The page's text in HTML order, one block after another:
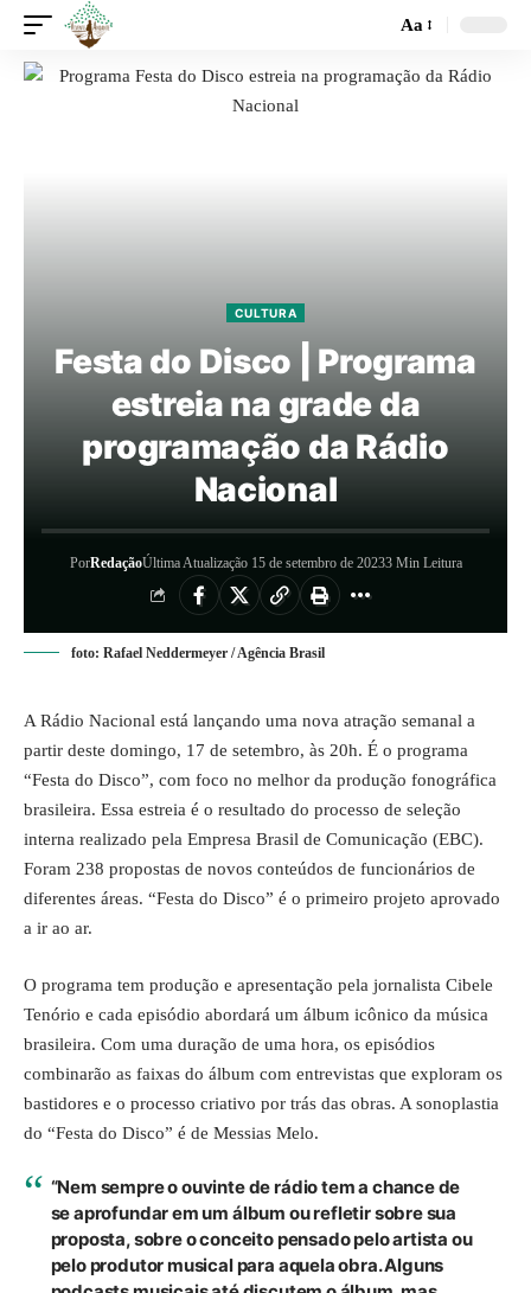
Aa
CULTURA
Festa do Disco | Programa
estreia na grade da
programação da Rádio
Nacional
PorRedaçãoÚltima Atualização 15 de setembro de 20233 Min Leitura
foto: Rafael Neddermeyer / Agência Brasil
A Rádio Nacional está lançando uma nova atração semanal a
partir deste domingo, 17 de setembro, às 20h. É o programa
“Festa do Disco”, com foco no melhor da produção fonográfica
brasileira. Essa estreia é o resultado do processo de seleção
interna realizado pela Empresa Brasil de Comunicação (EBC).
Foram 238 propostas de novos conteúdos de funcionários de
diferentes áreas. “Festa do Disco” é o primeiro projeto aprovado
a ir ao ar.
O programa tem produção e apresentação pela jornalista Cibele
Tenório e cada episódio abordará um álbum icônico da música
brasileira. Com uma duração de uma hora, os episódios
combinarão as faixas do álbum com entrevistas que exploram os
bastidores e o processo criativo por trás das obras. A sonoplastia
do “Festa do Disco” é de Messias Melo.
“Nem sempre o ouvinte de rádio tem a chance de
se aprofundar em um álbum ou refletir sobre sua
proposta, sobre o conceito pensado pelo artista ou
pelo produtor musical para aquela obra. Alguns